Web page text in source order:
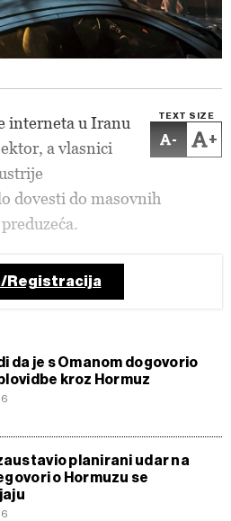
TEXT SIZE
- +
interneta u Iranu
a vlasnici
dovesti do masovnih
Registracija
da je s Omanom dogovorio
kroz Hormuz
planirani udar na
o Hormuzu se